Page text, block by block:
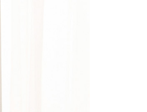
註冊。若發現惡意使用之情
戶之使用額度並採取法律行